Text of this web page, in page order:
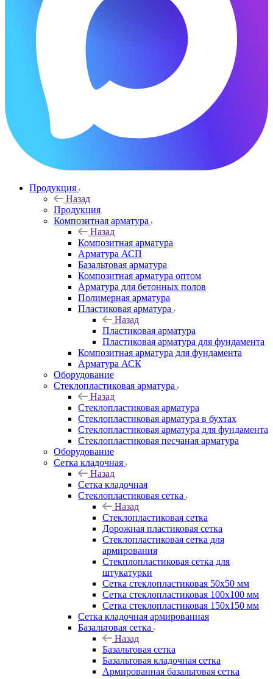
Продукция
Назад
Продукция
Композитная арматура
Назад
Композитная арматура
Арматура АСП
Базальтовая арматура
Композитная арматура оптом
Арматура для бетонных полов
Полимерная арматура
Пластиковая арматура
Назад
Пластиковая арматура
Пластиковая арматура для фундамента
Композитная арматура для фундамента
Арматура АСК
Оборудование
Cтеклопластиковая арматура
Назад
Cтеклопластиковая арматура
Стеклопластиковая арматура в бухтах
Стеклопластиковая арматура для фундамента
Стеклопластиковая песчаная арматура
Оборудование
Сетка кладочная
Назад
Сетка кладочная
Стеклопластиковая сетка
Назад
Стеклопластиковая сетка
Дорожная пластиковая сетка
Стеклопластиковая сетка для
армирования
Стекплопластиковая сетка для
штукатурки
Сетка стеклопластиковая 50x50 мм
Сетка стеклопластиковая 100x100 мм
Сетка стеклопластиковая 150x150 мм
Сетка кладочная армированная
Базальтовая сетка
Назад
Базальтовая сетка
Базальтовая кладочная сетка
Армированная базальтовая сетка